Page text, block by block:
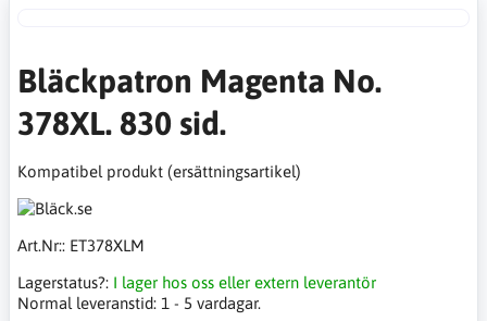
Bläckpatron Magenta No.
378XL. 830 sid.
Kompatibel produkt (ersättningsartikel)
Art.Nr:: ET378XLM
Lagerstatus?: I lager hos oss eller extern leverantör
Normal leveranstid: 1 - 5 vardagar.